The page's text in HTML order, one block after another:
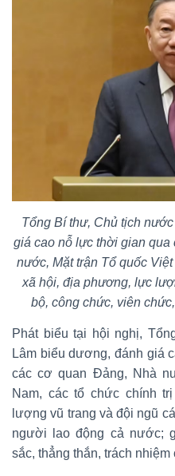
Tổng Bí thư, Chủ tịch
giá cao nỗ lực thời gian
nước, Mặt trận Tổ quốc
xã hội, địa phương, lực
bộ, công chức, viên
Phát biểu tại hội nghị,
Lâm biểu dương, đánh giá
các cơ quan Đảng, Nhà
Nam, các tổ chức chính
lượng vũ trang và đội ngũ
người lao động cả nước;
sắc, thẳng thắn, trách nhiệm